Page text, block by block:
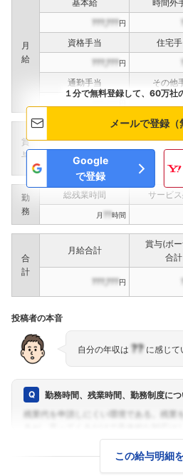
月
給
基本給 時間外
???,???円
資格手当 住宅
???,???円
通勤手当
その他
賞
与
インセンテ
???,???
勤
務
総残業時間 サービ
月 ??時間
合
計
月給合計
賞与(ボ
合計
???,???円
１分で無料登録して、60万社
メールで登録（
Google
で登録
投稿者の本音
自分の年収は ??に感じて
勤務時間、残業時間、勤務制度につ
この給与明細